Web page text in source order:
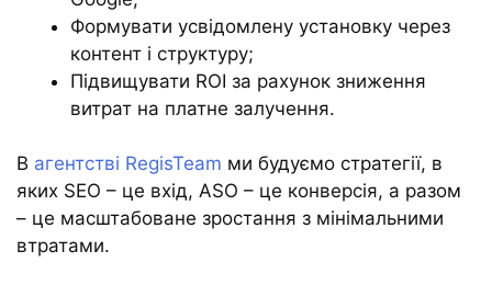
Формувати усвідомлену установку через
контент і структуру;
Підвищувати ROI за рахунок зниження
витрат на платне залучення.
В агентстві RegisTeam ми будуємо стратегії, в
яких SEO – це вхід, ASO – це конверсія, а разом
– це масштабоване зростання з мінімальними
втратами.